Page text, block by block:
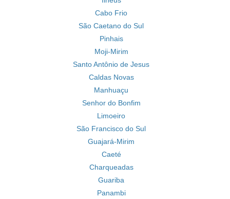
Cabo Frio
São Caetano do Sul
Pinhais
Moji-Mirim
Santo Antônio de Jesus
Caldas Novas
Manhuaçu
Senhor do Bonfim
Limoeiro
São Francisco do Sul
Guajará-Mirim
Caeté
Charqueadas
Guariba
Panambi